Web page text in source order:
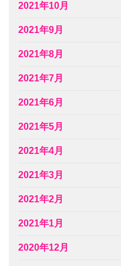
2021年10月
2021年9月
2021年8月
2021年7月
2021年6月
2021年5月
2021年4月
2021年3月
2021年2月
2021年1月
2020年12月